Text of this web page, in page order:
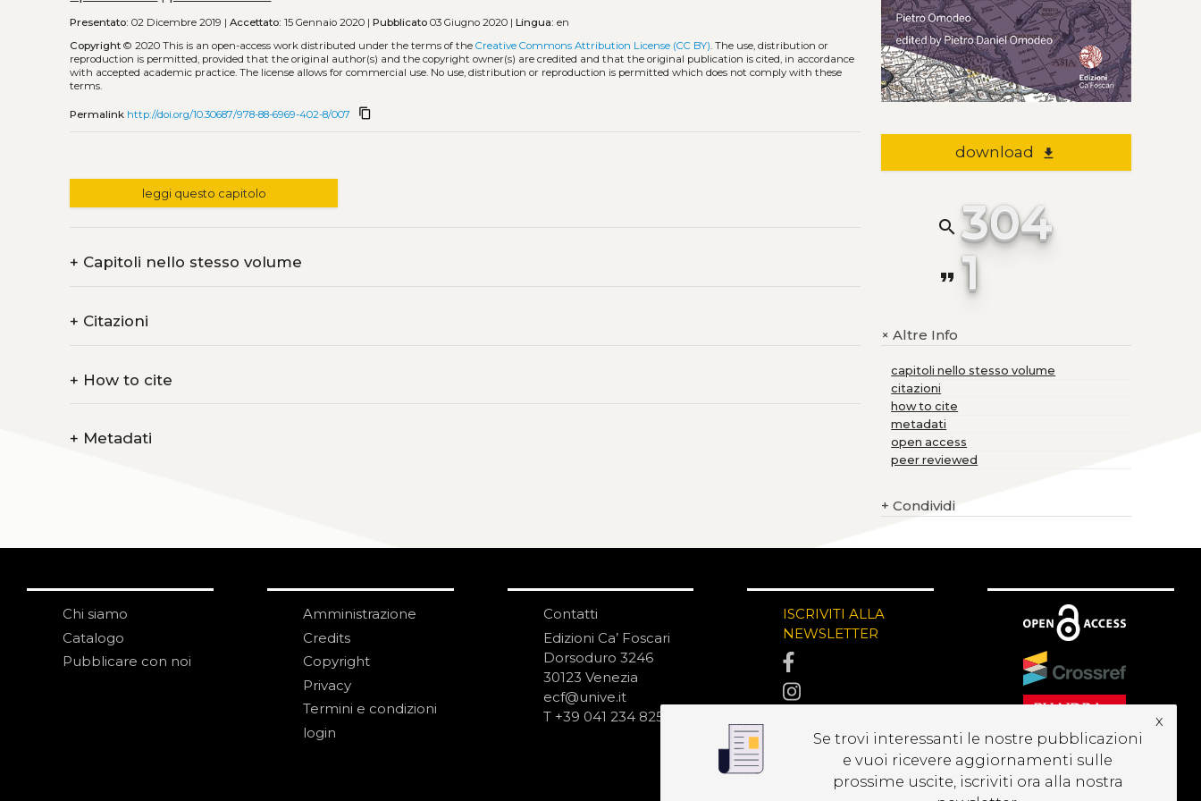
Presentato: 02 Dicembre 2019 |Accettato: 15 Gennaio 2020 |Pubblicato 03 Giugno 2020 |Lingua: en
Copyright © 2020This is an open-access work distributed under the terms of theCreative Commons Attribution License (CC BY). The use, distribution or
reproduction is permitted, provided that the original author(s) and the copyright owner(s) are credited and that the original publication is cited, in accordance
with accepted academic practice. The license allows for commercial use. No use, distribution or reproduction is permitted which does not comply with these
terms.
Permalink http://doi.org/10.30687/978-88-6969-402-8/007 content_copy
leggi questo capitolo
+ Capitoli nello stesso volume
+ Citazioni
+ How to cite
+ Metadati
download file_download
search 304
format_quote 1
+Altre Info
capitoli nello stesso volume
citazioni
how to cite
metadati
open access
peer reviewed
+ Condividi
Chi siamo
Catalogo
Pubblicare con noi
Amministrazione
Credits
Copyright
Privacy
Termini e condizioni
login
Contatti
Edizioni Ca’ Foscari
Dorsoduro 3246
30123 Venezia
ecf@unive.it
T +39 041 234 8250
ISCRIVITI ALLA
NEWSLETTER
Se trovi interessanti le nostre pubblicazioni
e vuoi ricevere aggiornamenti sulle
prossime uscite, iscriviti ora alla nostra
x